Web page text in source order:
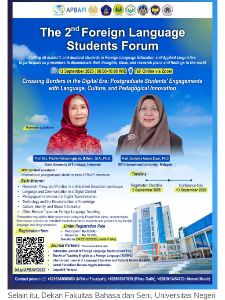
Selain itu, Dekan Fakultas Bahasa dan Seni, Universitas Negeri